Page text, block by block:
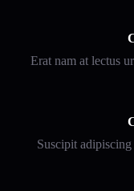
Erat nam at lectus
Suscipit